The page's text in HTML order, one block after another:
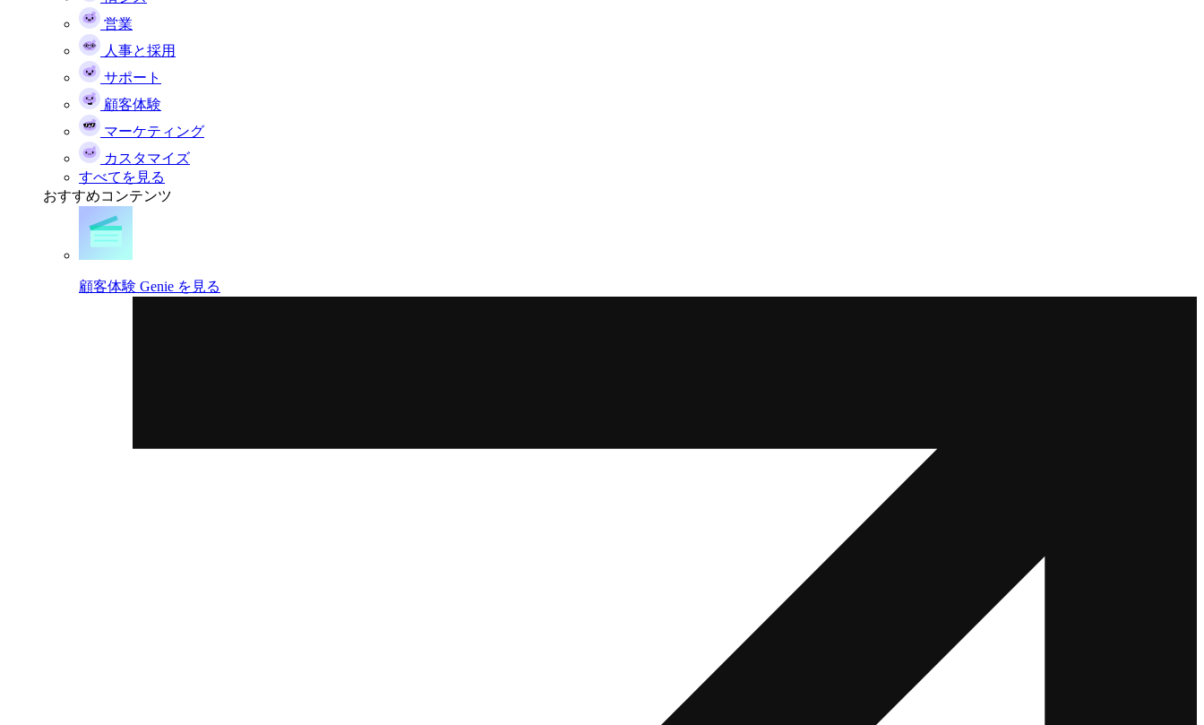
営業
人事と採用
サポート
顧客体験
マーケティング
カスタマイズ
すべてを見る
おすすめコンテンツ
顧客体験 Genie を見る